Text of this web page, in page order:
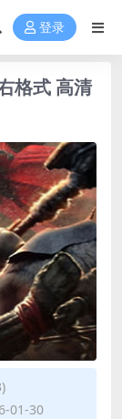
登录
格式 高清
01-30